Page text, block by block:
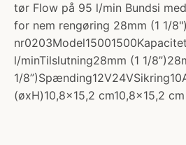
tør Flow på 95 l/min Bundsi
for nem rengøring 28mm (1 1/
l/minTilslutning28mm (1 1/
1/
(øxH)10,8×15,2 cm10,8×15,2